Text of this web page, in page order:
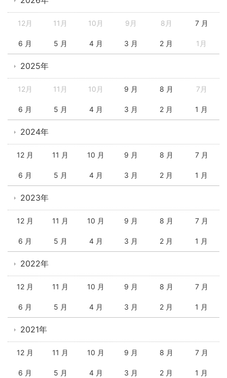
12月 11月 10月 9月 8月 7 月
6 月 5 月 4 月 3 月 2 月 1月
2025年
12月 11月 10月 9 月 8 月 7月
6 月 5 月 4 月 3 月 2 月 1 月
2024年
12 月 11 月 10 月 9 月 8 月 7 月
6 月 5 月 4 月 3 月 2 月 1 月
2023年
12 月 11 月 10 月 9 月 8 月 7 月
6 月 5 月 4 月 3 月 2 月 1 月
2022年
12 月 11 月 10 月 9 月 8 月 7 月
6 月 5 月 4 月 3 月 2 月 1 月
2021年
12 月 11 月 10 月 9 月 8 月 7 月
6 月 5 月 4 月 3 月 2 月 1 月